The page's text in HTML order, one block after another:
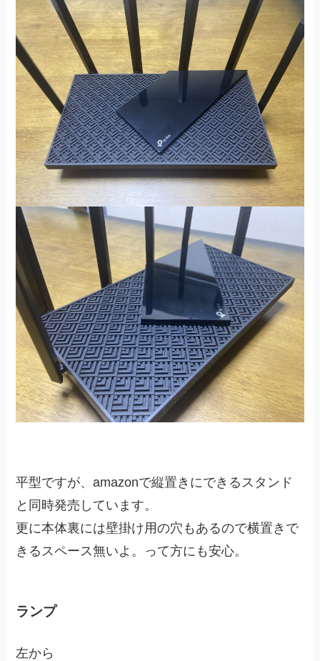
平型ですが、amazonで縦置きにできるスタンド
と同時発売しています。
更に本体裏には壁掛け用の穴もあるので横置きで
きるスペース無いよ。って方にも安心。
ランプ
左から